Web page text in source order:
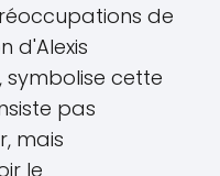
de
d'Alexis
symbolise cette
pas
mais
le